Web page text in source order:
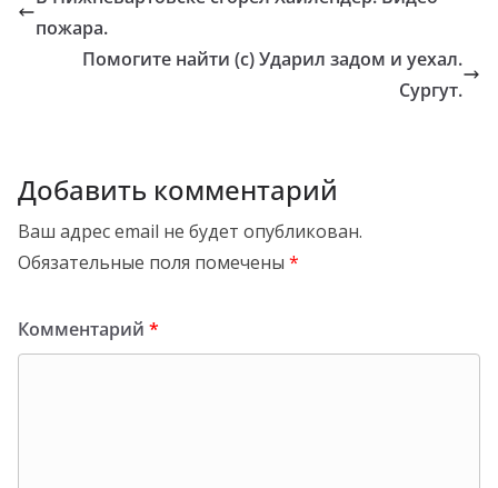
пожара.
Помогите найти (с) Ударил задом и уехал.
Сургут.
Добавить комментарий
Ваш адрес email не будет опубликован.
Обязательные поля помечены *
Комментарий *